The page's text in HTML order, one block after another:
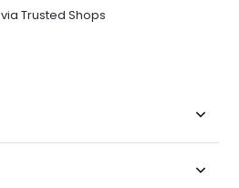
via Trusted Shops